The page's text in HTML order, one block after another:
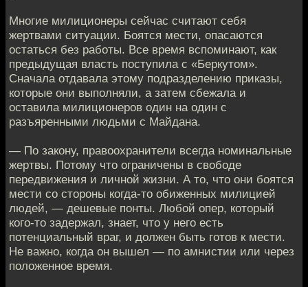
Многие милиционеры сейчас считают себя
жертвами ситуации. Боятся мести, опасаются
остаться без работы. Все время вспоминают, как
предыдущая власть поступила с «Беркутом».
Сначала отдавала этому подразделению приказы,
которые они выполняли, а затем сбежала и
оставила милиционеров один на один с
разъяренными людьми с Майдана.
— По закону, правоохранители всегда номинальные
жертвы. Потому что ограничены в свободе
передвижения и личной жизни. А то, что они боятся
мести со стороны когда-то обиженных милицией
людей, — дешевые понты. Любой опер, который
кого-то задержал, знает, что у него есть
потенциальный враг, и должен быть готов к мести.
Не важно, когда он вышел — по амнистии или через
положенное время.